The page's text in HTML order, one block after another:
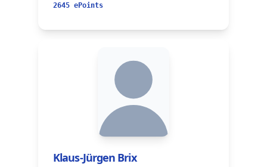
2645 ePoints
Klaus-Jürgen Brix